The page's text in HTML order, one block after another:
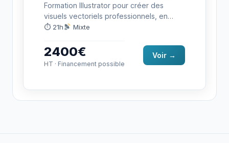
Formation Illustrator pour créer des
visuels vectoriels professionnels, en
préparation à la certification TOSA
⏱ 21h Mixte
2400€
HT · Financement possible
Voir →